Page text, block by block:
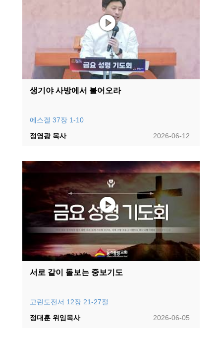
생기야 사방에서 불어오라
에스겔 37장 1-10
2026-06-12
정영광 목사
서로 같이 돌보는 중보기도
고린도전서 12장 21-27절
2026-06-05
정대훈 위임목사